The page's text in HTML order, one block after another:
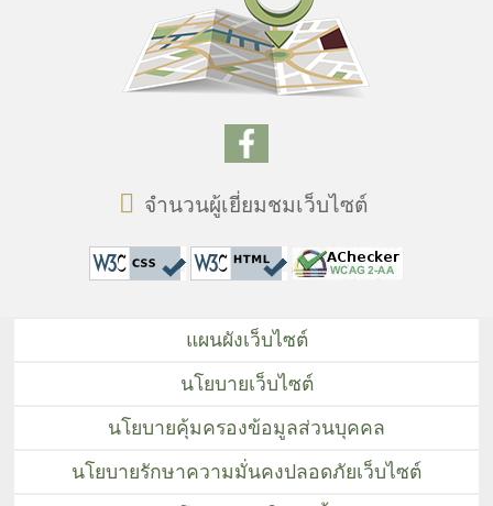
จำนวนผู้เยี่ยมชมเว็บไซต์
แผนผังเว็บไซต์
นโยบายเว็บไซต์
นโยบายคุ้มครองข้อมูลส่วนบุคคล
นโยบายรักษาความมั่นคงปลอดภัยเว็บไซต์